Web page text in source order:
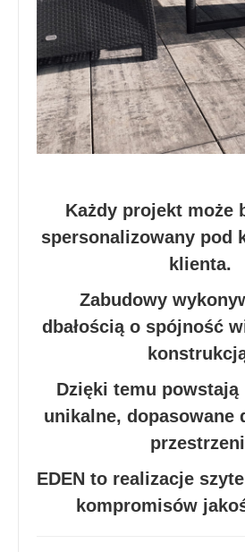
Każdy projekt może
spersonalizowany pod
klienta.
Zabudowy
dbałością o spójność
Dzięki temu powstają
unikalne, dopasowane
EDEN to realizacje
kompromisów